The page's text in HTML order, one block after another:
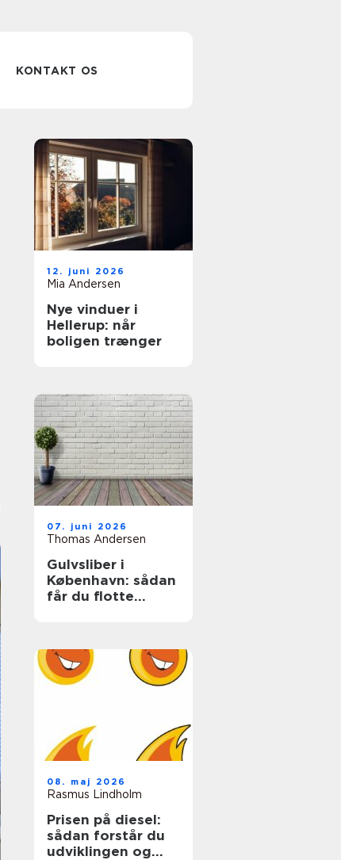
KONTAKT OS
12. juni 2026
Mia Andersen
Nye vinduer i
Hellerup: når
boligen trænger
07. juni 2026
Thomas Andersen
Gulvsliber i
København: sådan
får du flotte
08. maj 2026
Rasmus Lindholm
Prisen på diesel:
sådan forstår du
udviklingen og